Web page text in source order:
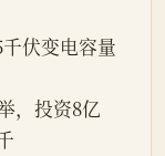
伏变电容量
，投资8亿